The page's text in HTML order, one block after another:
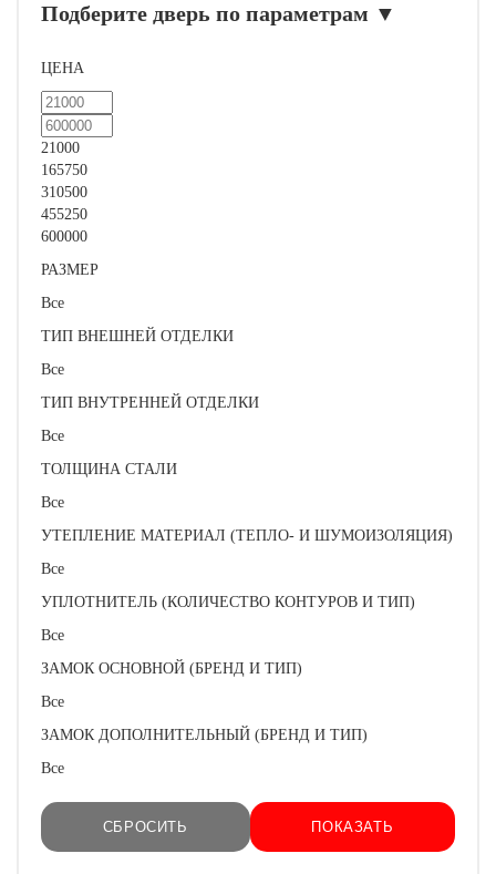
Подберите дверь по параметрам ▼
ЦЕНА
21000
165750
310500
455250
600000
РАЗМЕР
Все
ТИП ВНЕШНЕЙ ОТДЕЛКИ
Все
ТИП ВНУТРЕННЕЙ ОТДЕЛКИ
Все
ТОЛЩИНА СТАЛИ
Все
УТЕПЛЕНИЕ МАТЕРИАЛ (ТЕПЛО- И ШУМОИЗОЛЯЦИЯ)
Все
УПЛОТНИТЕЛЬ (КОЛИЧЕСТВО КОНТУРОВ И ТИП)
Все
ЗАМОК ОСНОВНОЙ (БРЕНД И ТИП)
Все
ЗАМОК ДОПОЛНИТЕЛЬНЫЙ (БРЕНД И ТИП)
Все